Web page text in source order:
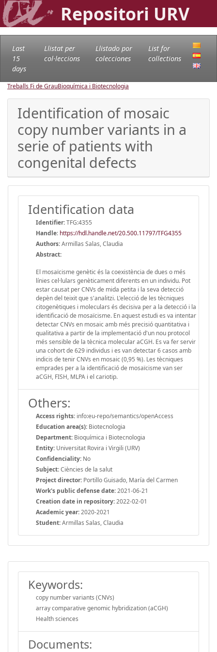
Repositori URV
Last
15
days
Llistat per
col·leccions
Llistado por
colecciones
List for
collections
Treballs Fi de GrauBioquímica i Biotecnologia
Identification of mosaic
copy number variants in a
serie of patients with
congenital defects
Identification data
Identifier:TFG:4355
Handle: https://hdl.handle.net/20.500.11797/TFG4355
Authors:Armillas Salas, Claudia
Abstract:
El mosaïcisme genètic és la coexistència de dues o més
línies cel·lulars genèticament diferents en un individu. Pot
estar causat per CNVs de mida petita i la seva detecció
depèn del teixit que s'analitzi. L'elecció de les tècniques
citogenètiques i moleculars és decisiva per a la detecció i la
identificació de mosaïcisme. En aquest estudi es va intentar
detectar CNVs en mosaic amb més precisió quantitativa i
qualitativa a partir de la implementació d'un nou protocol
més sensible de la tècnica molecular aCGH. Es va fer servir
una cohort de 629 individus i es van detectar 6 casos amb
indicis de tenir CNVs en mosaic (0,95 %). Les tècniques
emprades per a la identificació de mosaïcisme van ser
aCGH, FISH, MLPA i el cariotip.
Others:
Access rights: info:eu-repo/semantics/openAccess
Education area(s): Biotecnologia
Department: Bioquímica i Biotecnologia
Entity: Universitat Rovira i Virgili (URV)
Confidenciality: No
Subject:Ciències de la salut
Project director: Portillo Guisado, María del Carmen
Work's public defense date:2021-06-21
Creation date in repository:2022-02-01
Academic year:2020-2021
Student:Armillas Salas, Claudia
Keywords:
copy number variants (CNVs)
array comparative genomic hybridization (aCGH)
Health sciences
Documents: